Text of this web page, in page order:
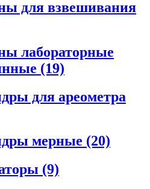
для взвешивания
лабораторные
(19)
для ареометра
мерные (20)
(9)